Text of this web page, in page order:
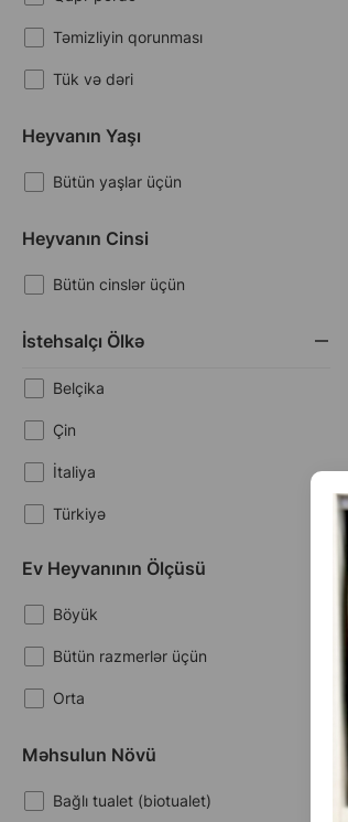
Təmizliyin qorunması
Tük və dəri
Heyvanın Yaşı
Bütün yaşlar üçün
Heyvanın Cinsi
Bütün cinslər üçün
İstehsalçı Ölkə
Belçika
Çin
İtaliya
Türkiyə
Ev Heyvanının Ölçüsü
Böyük
Bütün razmerlər üçün
Orta
Məhsulun Növü
Bağlı tualet (biotualet)